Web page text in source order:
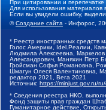
При цитировании и
Для использования материалов
Если вы увидели ошибку,
©Создание сайта - Инфорос,
* Реестр иностранных средств
Голос Америки, Idel.Реалии,
Людмила Алексеевна, Маркелов
Александрович, Маняхин Петр
Гройсман Софья Романовна,
Шмагун Олеся Валентиновна,
редактор 2021, Вега 2021
Источник: https://minjust.gov.ru/
* Сведения реестра НКО,
Фонд защиты прав граждан
Гуманитарное действие,